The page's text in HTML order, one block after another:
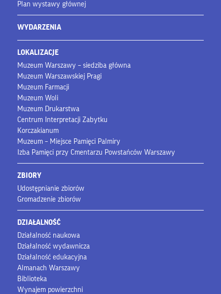
Plan wystawy głównej
WYDARZENIA
LOKALIZACJE
Muzeum Warszawy – siedziba główna
Muzeum Warszawskiej Pragi
Muzeum Farmacji
Muzeum Woli
Muzeum Drukarstwa
Centrum Interpretacji Zabytku
Korczakianum
Muzeum – Miejsce Pamięci Palmiry
Izba Pamięci przy Cmentarzu Powstańców Warszawy
ZBIORY
Udostępnianie zbiorów
Gromadzenie zbiorów
DZIAŁALNOŚĆ
Działalność naukowa
Działalność wydawnicza
Działalność edukacyjna
Almanach Warszawy
Biblioteka
Wynajem powierzchni